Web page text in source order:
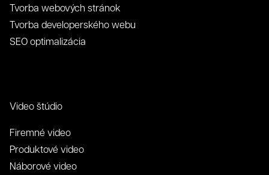
Tvorba webových stránok
Tvorba developerského webu
SEO optimalizácia
Video štúdio
Firemné video
Produktové video
Náborové video